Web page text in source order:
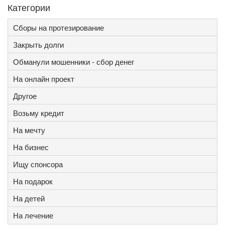
Категории
Сборы на протезирование
Закрыть долги
Обманули мошенники - сбор денег
На онлайн проект
Другое
Возьму кредит
На мечту
На бизнес
Ищу спонсора
На подарок
На детей
На лечение